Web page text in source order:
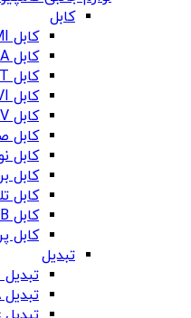
کابل
کابل HDMI
کابل VGA
کابل DISPLAY PORT
کابل DVI
کابل RCA-AV
کابل
کابل
کابل
کابل
کابل USB
کابل
تبدیل
تبدیل HDMI
تبدیل VGA